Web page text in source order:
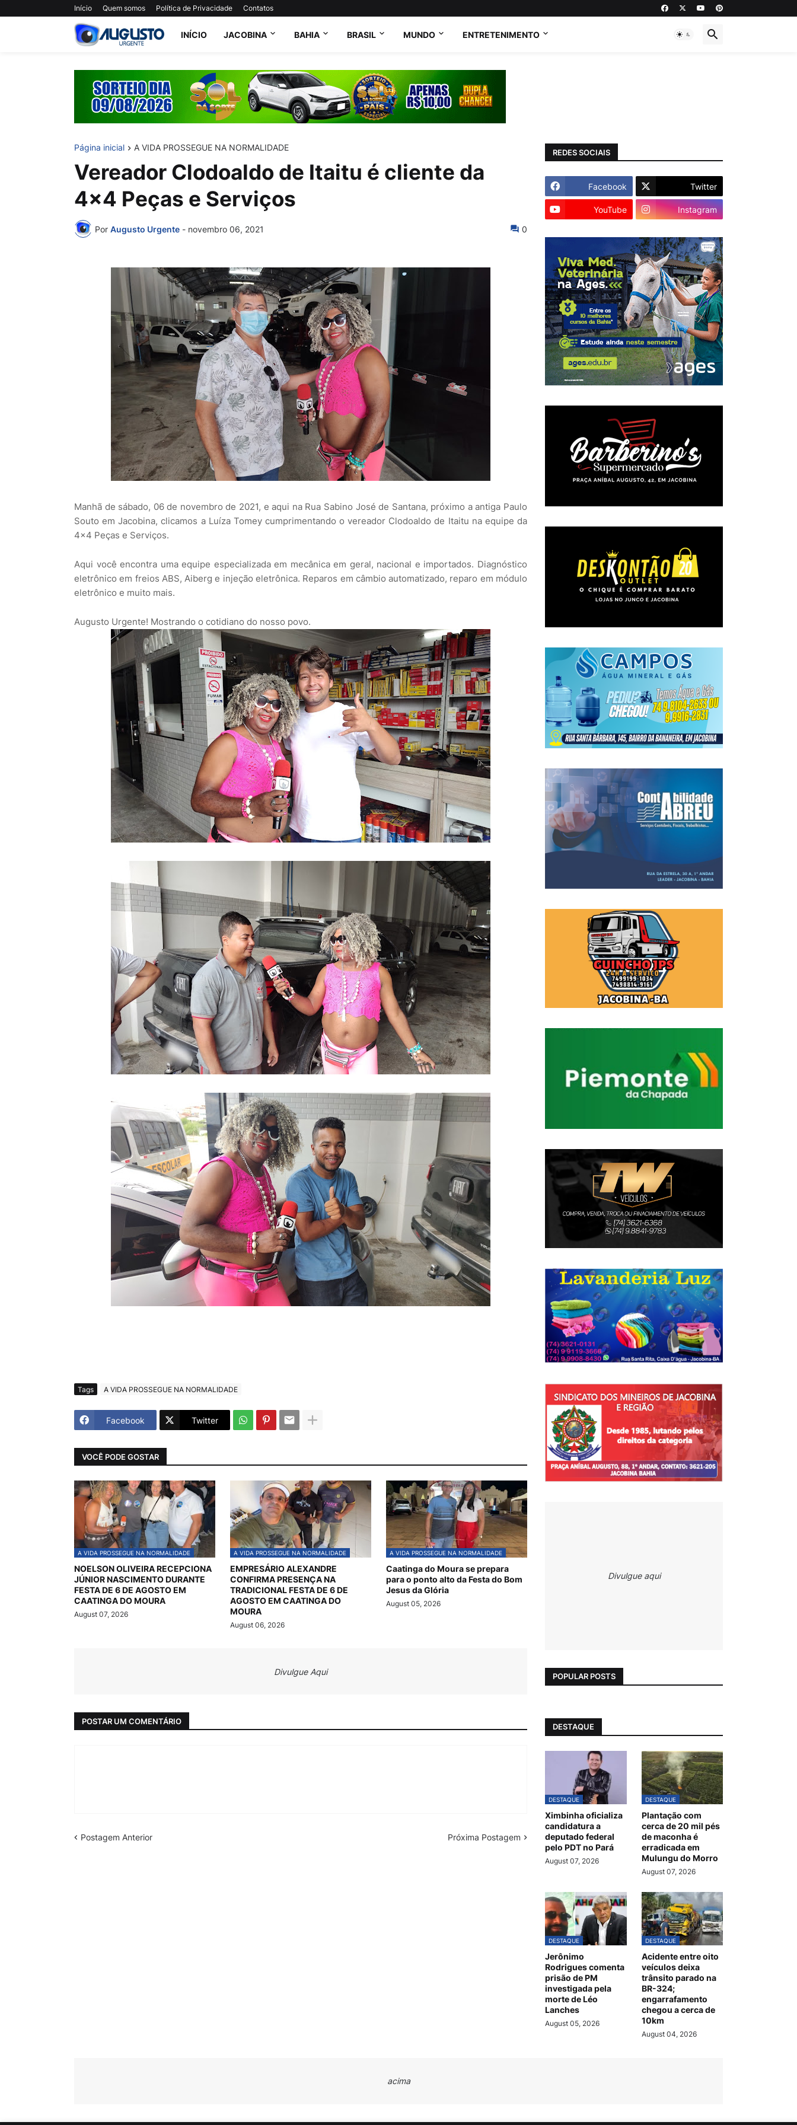
Início Quem somos Política de Privacidade Contatos
INÍCIO JACOBINA BAHIA BRASIL MUNDO ENTRETENIMENTO
Página inicial A VIDA PROSSEGUE NA NORMALIDADE
Vereador Clodoaldo de Itaitu é cliente da
4x4 Peças e Serviços
Por Augusto Urgente - novembro 06, 2021 0
Manhã de sábado, 06 de novembro de 2021, e aqui na Rua Sabino José de Santana, próximo a antiga Paulo
Souto em Jacobina, clicamos a Luíza Tomey cumprimentando o vereador Clodoaldo de Itaitu na equipe da
4x4 Peças e Serviços.
Aqui você encontra uma equipe especializada em mecânica em geral, nacional e importados. Diagnóstico
eletrônico em freios ABS, Aiberg e injeção eletrônica. Reparos em câmbio automatizado, reparo em módulo
eletrônico e muito mais.
Augusto Urgente! Mostrando o cotidiano do nosso povo.
Tags A VIDA PROSSEGUE NA NORMALIDADE
Facebook Twitter
VOCÊ PODE GOSTAR
A VIDA PROSSEGUE NA NORMALIDADE
NOELSON OLIVEIRA RECEPCIONA
JÚNIOR NASCIMENTO DURANTE
FESTA DE 6 DE AGOSTO EM
CAATINGA DO MOURA
August 07, 2026
A VIDA PROSSEGUE NA NORMALIDADE
EMPRESÁRIO ALEXANDRE
CONFIRMA PRESENÇA NA
TRADICIONAL FESTA DE 6 DE
AGOSTO EM CAATINGA DO
MOURA
August 06, 2026
A VIDA PROSSEGUE NA NORMALIDADE
Caatinga do Moura se prepara
para o ponto alto da Festa do Bom
Jesus da Glória
August 05, 2026
Divulgue Aqui
POSTAR UM COMENTÁRIO
Postagem Anterior Próxima Postagem
REDES SOCIAIS
Facebook Twitter
YouTube Instagram
Divulgue aqui
POPULAR POSTS
DESTAQUE
DESTAQUE
Ximbinha oficializa
candidatura a
deputado federal
pelo PDT no Pará
August 07, 2026
DESTAQUE
Plantação com
cerca de 20 mil pés
de maconha é
erradicada em
Mulungu do Morro
August 07, 2026
DESTAQUE
Jerônimo
Rodrigues comenta
prisão de PM
investigada pela
morte de Léo
Lanches
August 05, 2026
DESTAQUE
Acidente entre oito
veículos deixa
trânsito parado na
BR-324;
engarrafamento
chegou a cerca de
10km
August 04, 2026
acima